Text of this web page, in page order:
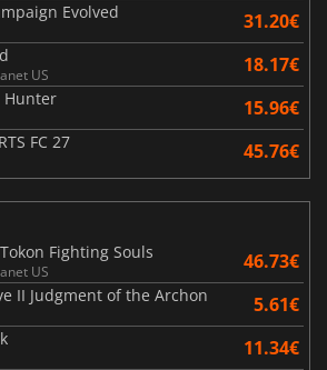
Evolved 31.20€
US 18.17€
Hunter 15.96€
FC 27 45.76€
Fighting Souls
US 46.73€
II Judgment of the Archon 5.61€
11.34€